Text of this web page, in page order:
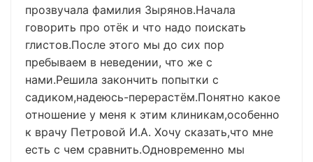
прозвучала фамилия Зырянов.Начала
говорить про отёк и что надо поискать
глистов.После этого мы до сих пор
пребываем в неведении, что же с
нами.Решила закончить попытки с
садиком,надеюсь-перерастём.Понятно какое
отношение у меня к этим клиникам,особенно
к врачу Петровой И.А. Хочу сказать,что мне
есть с чем сравнить.Одновременно мы